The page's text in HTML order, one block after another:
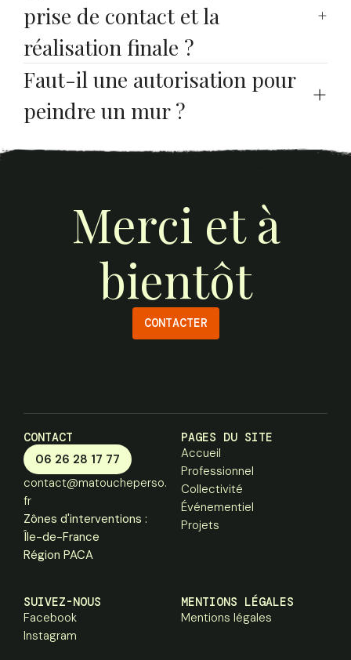
prise de contact et la
réalisation finale ?
Faut-il une autorisation pour
peindre un mur ?
Merci et à
bientôt
CONTACTER
CONTACT
06 26 28 17 77
contact@matoucheperso.
fr
Zônes d'interventions :
Île-de-France
Région PACA
PAGES DU SITE
Accueil
Professionnel
Collectivité
Événementiel
Projets
SUIVEZ-NOUS
Facebook
Instagram
MENTIONS LÉGALES
Mentions légales